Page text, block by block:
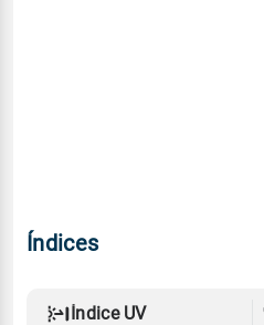
Índices
Índice UV